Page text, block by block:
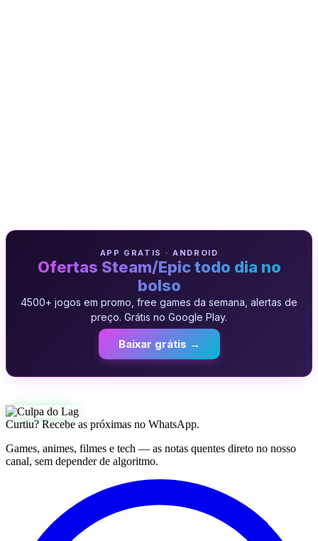
APP GRATIS · ANDROID
Ofertas Steam/Epic todo dia no
bolso
4500+ jogos em promo, free games da semana, alertas de
preço. Grátis no Google Play.
Baixar grátis →
Curtiu? Recebe as próximas no WhatsApp.
Games, animes, filmes e tech — as notas quentes direto no nosso
canal, sem depender de algoritmo.